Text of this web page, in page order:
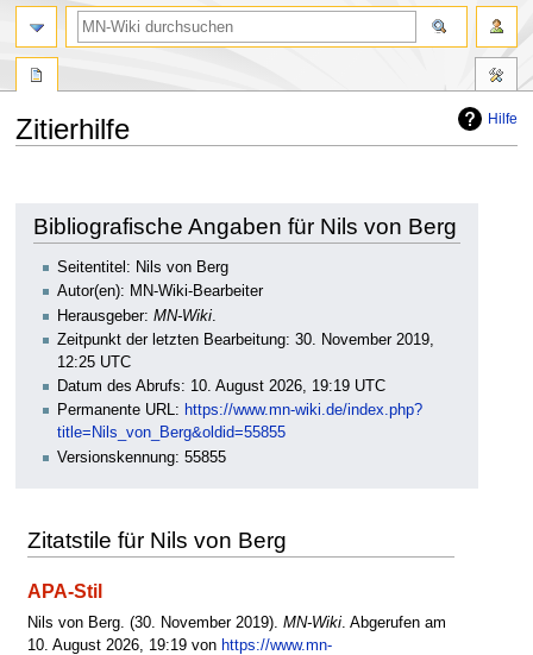
Hilfe
Zitierhilfe
springen
springen
Bibliografische Angaben für Nils von Berg
Seitentitel: Nils von Berg
Autor(en): MN-Wiki-Bearbeiter
Herausgeber: MN-Wiki
Zeitpunkt der letzten Bearbeitung: 30. November 2019,
12:25 UTC
Datum des Abrufs: 10. August 2026, 19:19 UTC
Permanente URL: https://www.mn-wiki.de/index.php?
title=Nils_von_Berg&oldid=55855
Versionskennung: 55855
Zitatstile für Nils von Berg
APA-Stil
Nils von Berg. (30. November 2019). MN-Wiki. Abgerufen am
10. August 2026, 19:19 von https://www.mn-
Suche